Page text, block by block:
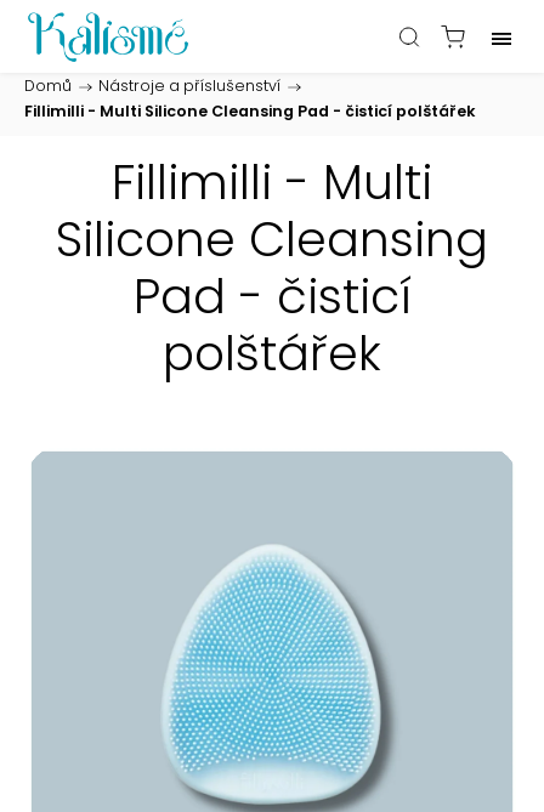
Domů / Nástroje a příslušenství /
Fillimilli - Multi Silicone Cleansing Pad - čisticí polštářek
Fillimilli - Multi
Silicone Cleansing
Pad - čisticí
polštářek